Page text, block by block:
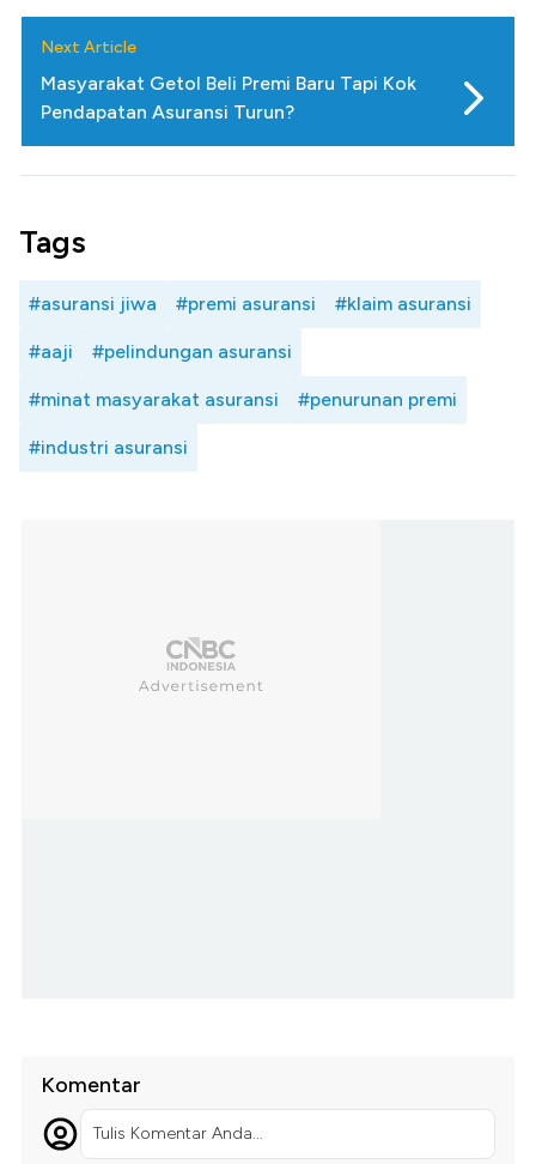
Next Article
Masyarakat Getol Beli Premi Baru Tapi Kok
Pendapatan Asuransi Turun?
Tags
#asuransi jiwa #premi asuransi #klaim asuransi
#aaji #pelindungan asuransi
#minat masyarakat asuransi #penurunan premi
#industri asuransi
Komentar
Tulis Komentar Anda...